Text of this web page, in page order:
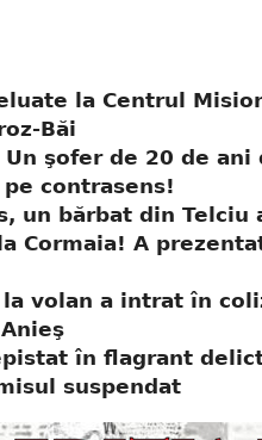
la Centrul
Băi
şofer de 20 de ani
contrasens!
un bărbat din Telciu
Cormaia! A
volan a intrat în
în flagrant
suspendat